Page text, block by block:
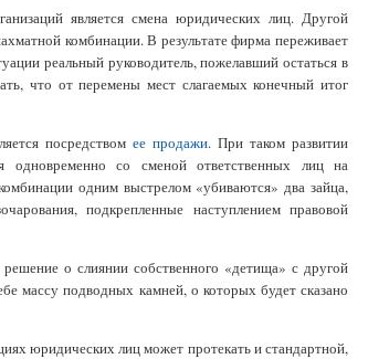
является смена юридических лиц. Другой
комбинации. В результате фирма переживает
реальный руководитель, пожелавший остаться в
что от перемены мест слагаемых конечный итог
посредством ее продажи. При таком развитии
одновременно со сменой ответственных лиц на
одним выстрелом «убиваются» два зайца,
подкрепленные наступлением правовой
о слиянии собственного «детища» с другой
массу подводных камней, о которых будет сказано
юридических лиц может протекать и стандартной,